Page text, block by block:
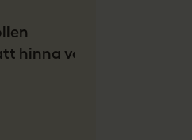
hinna vara